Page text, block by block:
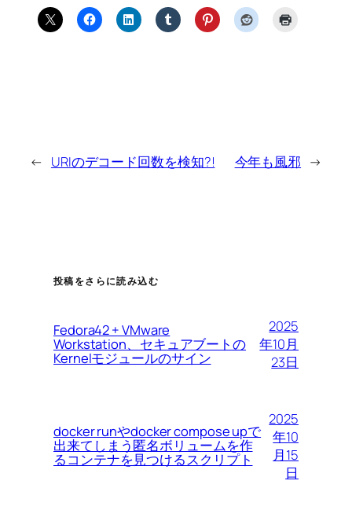
← URIのデコード回数を検知?! 今年も風邪 →
投稿をさらに読み込む
Fedora42 + VMware
Workstation、セキュアブートの
Kernelモジュールのサイン
2025
年10月
23日
docker runやdocker compose upで
出来てしまう匿名ボリュームを作
るコンテナを見つけるスクリプト
2025
年10
月15
日